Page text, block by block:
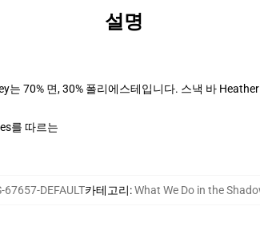
설명
70% 면, 30% 폴리에스테입니다. 스낵 바
를 따르는
67657-DEFAULT카테고리:What We Do in the